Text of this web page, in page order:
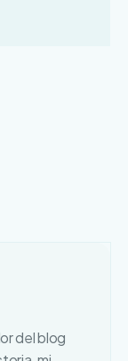
del blog